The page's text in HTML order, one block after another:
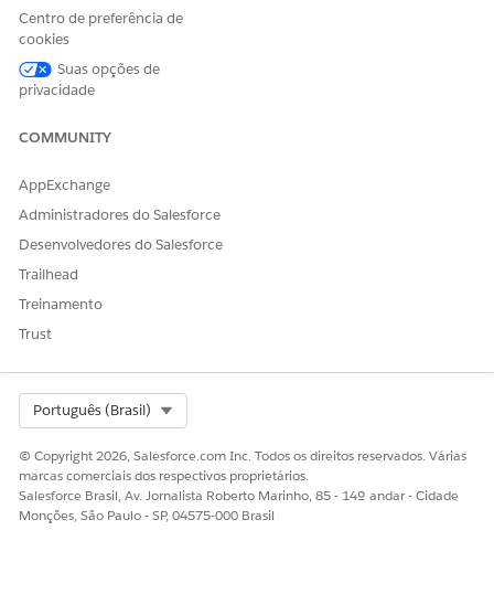
Ajuda do Salesforce: Adicionar, remover e organizar guias
no Salesforce Classic
Ajuda do Salesforce: Visualizar e editar as configurações
de guia em conjuntos de permissões e perfis
ESTE ARTIGO RESOLVEU SEU PROBLEMA?
Diga-nos para podermos melhorar!
Sim
Centro de preferência de
cookies
Suas opções de
privacidade
COMMUNITY
AppExchange
Administradores do Salesforce
Desenvolvedores do Salesforce
Trailhead
Treinamento
Trust
Português (Brasil)
© Copyright 2026, Salesforce.com Inc. Todos os direitos reservados. Várias
marcas comerciais dos respectivos proprietários.
Salesforce Brasil, Av. Jornalista Roberto Marinho, 85 - 14º andar - Cidade
Monções, São Paulo - SP, 04575-000 Brasil